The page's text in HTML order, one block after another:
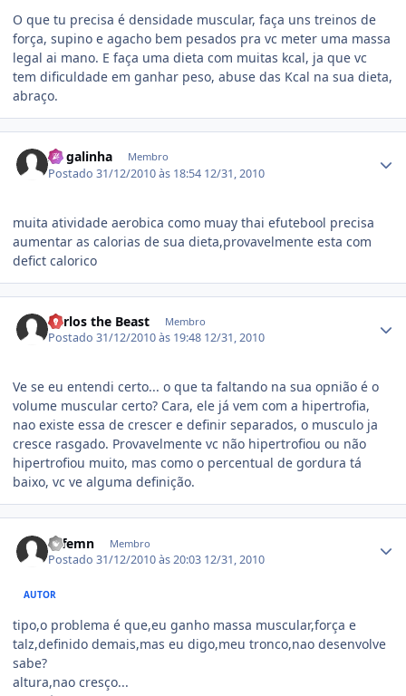
O que tu precisa é densidade muscular, faça uns treinos de
força, supino e agacho bem pesados pra vc meter uma massa
legal ai mano. E faça uma dieta com muitas kcal, ja que vc
tem dificuldade em ganhar peso, abuse das Kcal na sua dieta,
abraço.
Zé galinha Membro
Postado31/12/2010 às 18:54 12/31, 2010
muita atividade aerobica como muay thai efutebool precisa
aumentar as calorias de sua dieta,provavelmente esta com
defict calorico
Carlos the Beast Membro
Postado31/12/2010 às 19:48 12/31, 2010
Ve se eu entendi certo... o que ta faltando na sua opnião é o
volume muscular certo? Cara, ele já vem com a hipertrofia,
nao existe essa de crescer e definir separados, o musculo ja
cresce rasgado. Provavelmente vc não hipertrofiou ou não
hipertrofiou muito, mas como o percentual de gordura tá
baixo, vc ve alguma definição.
btfemn Membro
Postado31/12/2010 às 20:03 12/31, 2010
AUTOR
tipo,o problema é que,eu ganho massa muscular,força e
talz,definido demais,mas eu digo,meu tronco,nao desenvolve
sabe?
altura,nao cresço...